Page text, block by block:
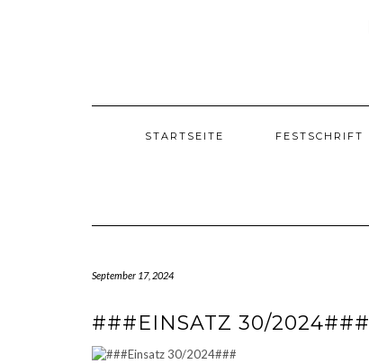
STARTSEITE FESTSCHRIFT
September 17, 2024
###EINSATZ 30/2024###